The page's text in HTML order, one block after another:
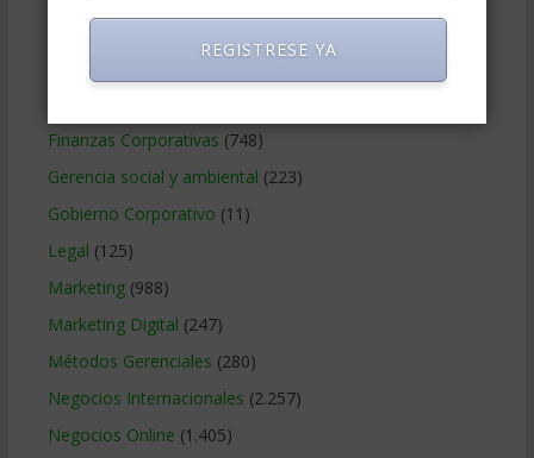
Contabilidad
Finanzas Corporativas (748)
Gerencia social y ambiental (223)
Gobierno Corporativo (11)
Legal (125)
Marketing(988)
Marketing Digital (247)
Métodos Gerenciales (280)
Negocios Internacionales (2.257)
Negocios Online (1.405)
REGISTRESE YA